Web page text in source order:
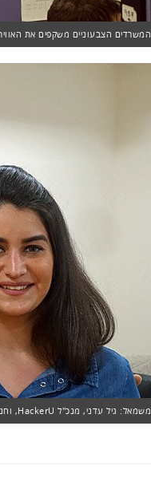
המשרדים הצבעוניים משקפים את
משמאל: גיל עדני, מנכ"ל HackerU, וחני שלום, מנהלת השיווק הנמרצת של החברה. צילום: פלי הנמר